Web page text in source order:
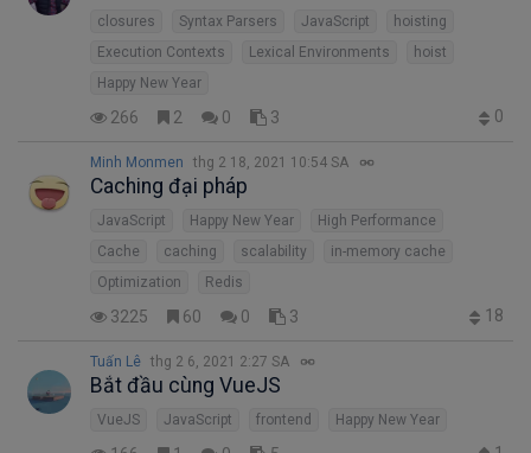
closures Syntax Parsers JavaScript
hoisting
Execution Contexts
Lexical Environments
hoist
Happy New Year
266 2 0 3 0
Minh Monmen thg 2 18, 2021 10:54 SA
Caching đại pháp
JavaScript Happy New Year
High Performance
Cache
caching scalability
in-memory cache
Optimization
Redis
3225 60 0 3 18
Tuấn Lê thg 2 6, 2021 2:27 SA
Bắt đầu cùng VueJS
VueJS JavaScript frontend Happy New Year